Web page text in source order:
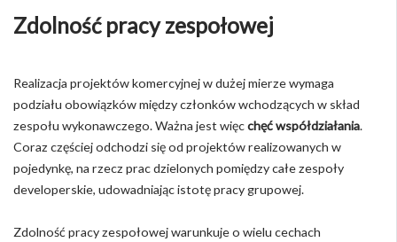
Zdolność pracy zespołowej
Realizacja projektów komercyjnej w dużej mierze wymaga
podziału obowiązków między członków wchodzących w skład
zespołu wykonawczego. Ważna jest więcchęć współdziałania.
Coraz częściej odchodzi się od projektów realizowanych w
pojedynkę, na rzecz prac dzielonych pomiędzy całe zespoły
developerskie, udowadniając istotę pracy grupowej.
Zdolność pracy zespołowej warunkuje o wielu cechach